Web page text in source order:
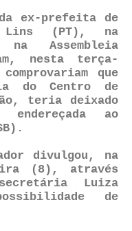
da ex-prefeita de
Lins (PT), na
Assembleia
nesta terça-
que
do Centro de
teria deixado
endereçada ao
divulgou, na
(8), através
Luiza
de